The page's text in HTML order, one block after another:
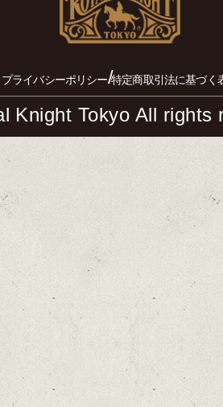
プライバシーポリシー/特定商取引法に基づく
Knight Tokyo All rights